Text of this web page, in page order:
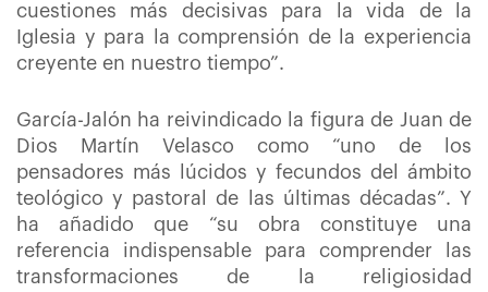
cuestiones más decisivas para la vida de la
Iglesia y para la comprensión de la experiencia
creyente en nuestro tiempo”.
García-Jalón ha reivindicado la figura de Juan de
Dios Martín Velasco como “uno de los
pensadores más lúcidos y fecundos del ámbito
teológico y pastoral de las últimas décadas”. Y
ha añadido que “su obra constituye una
referencia indispensable para comprender las
transformaciones de la religiosidad